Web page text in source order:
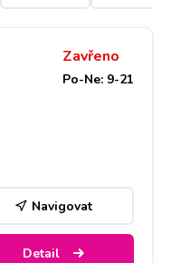
Zavřeno
Po-Ne: 9-21
Navigovat
Detail